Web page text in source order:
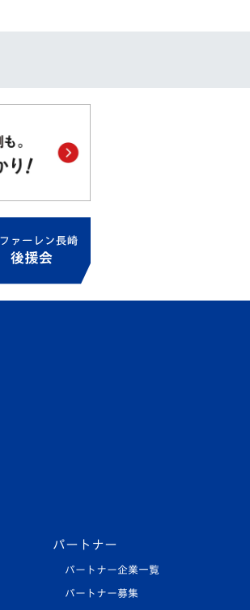
パートナー
パートナー企業一覧
パートナー募集